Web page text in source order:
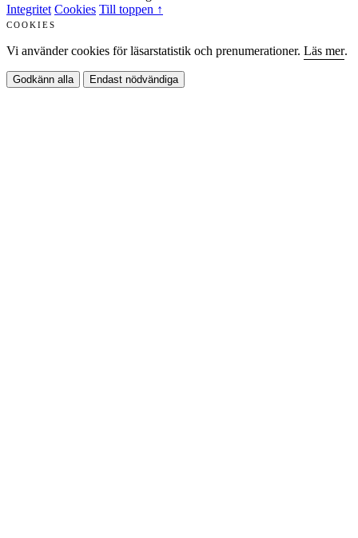
Integritet Cookies Till toppen ↑
COOKIES
Vi använder cookies för läsarstatistik och prenumerationer. Läs mer.
Godkänn alla Endast nödvändiga